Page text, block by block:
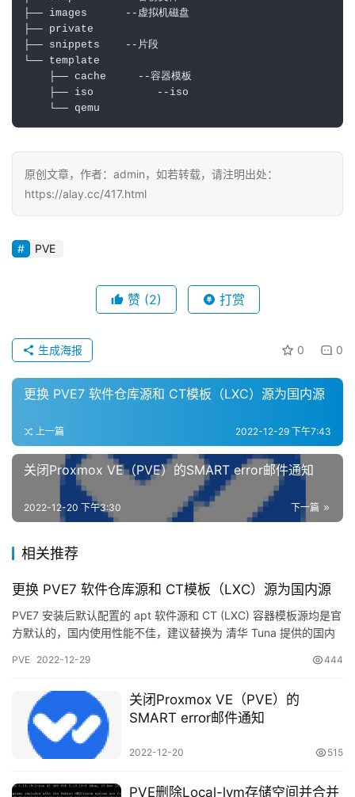
├── images      --虚拟机磁盘
├── private
├── snippets    --片段
└── template
    ├── cache     --容器模板
    ├── iso          --iso
    └── qemu
原创文章，作者：admin，如若转载，请注明出处：
https://alay.cc/417.html
PVE
赞 (2) 打赏
0 0
生成海报
更换 PVE7 软件仓库源和 CT模板（LXC）源为国内源
上一篇 2022-12-29 下午7:43
关闭Proxmox VE（PVE）的SMART error邮件通知
下一篇
2022-12-20 下午3:30
相关推荐
更换 PVE7 软件仓库源和 CT模板（LXC）源为国内源
PVE7 安装后默认配置的 apt 软件源和 CT (LXC) 容器模板源均是官
方默认的，国内使用性能不佳，建议替换为 清华 Tuna 提供的国内
PVE 2022-12-29 444
关闭Proxmox VE（PVE）的
SMART error邮件通知
2022-12-20 515
PVE删除Local-lvm存储空间并合并